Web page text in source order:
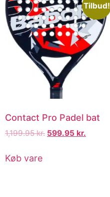
Tilbud!
Contact Pro Padel bat
1,199.95kr. 599.95 kr.
Køb vare